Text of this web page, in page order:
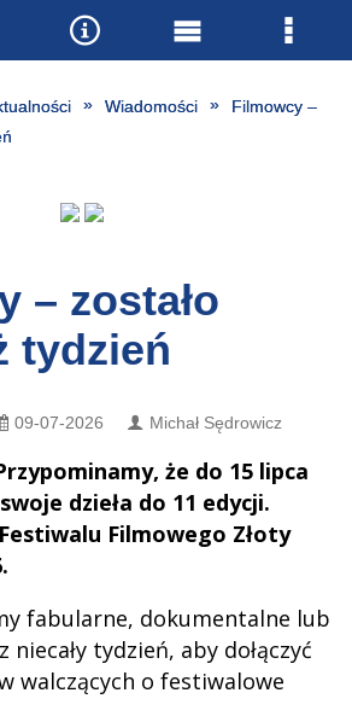
Wiadomości
Filmowcy –
– zostało
tydzień
09-07-2026 Michał Sędrowicz
że do 15 lipca
dzieła do 11 edycji.
Filmowego Złoty
fabularne, dokumentalne lub
niecały tydzień, aby dołączyć
walczących o festiwalowe
NarzędziaMenu
główne
Menu